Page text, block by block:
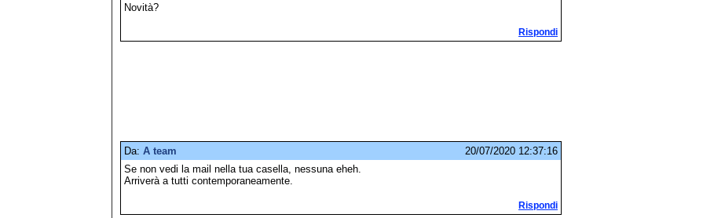
Novità?
Rispondi
Da: A team
20/07/2020 12:37:16
Se non vedi la mail nella tua casella, nessuna eheh.
Arriverà a tutti contemporaneamente.
Rispondi